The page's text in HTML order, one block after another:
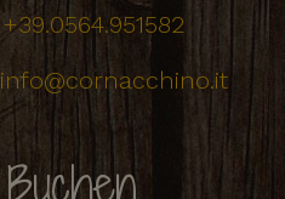
+39.0564.951582
info@cornacchino.it
Buchen